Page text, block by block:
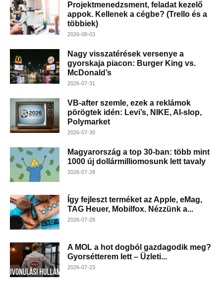
Projektmenedzsment, feladat kezelő
appok. Kellenek a cégbe? (Trello és a
többiek)
2026-08-03
Nagy visszatérések versenye a
gyorskaja piacon: Burger King vs.
McDonald’s
2026-07-31
VB-after szemle, ezek a reklámok
pörögtek idén: Levi’s, NIKE, AI-slop,
Polymarket
2026-07-30
Magyarország a top 30-ban: több mint
1000 új dollármilliomosunk lett tavaly
2026-07-28
Így fejleszt terméket az Apple, eMag,
TAG Heuer, Mobilfox. Nézzünk a...
2026-07-28
A MOL a hot dogból gazdagodik meg?
Gyorsétterem lett – Üzleti...
2026-07-23